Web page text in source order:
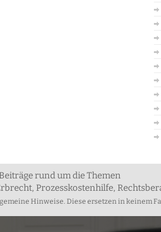
rund um die Themen
Prozesskostenhilfe,
Hinweise. Diese ersetzen in keinem